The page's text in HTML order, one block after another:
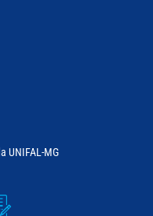
UNIFAL-MG